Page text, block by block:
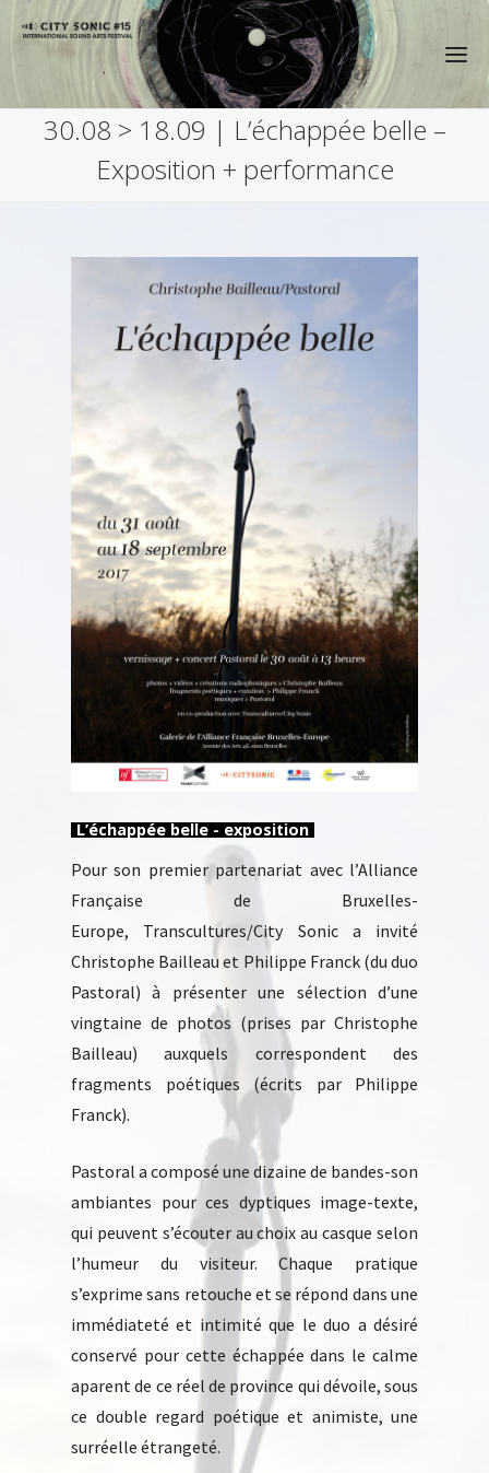
30.08 > 18.09 | L’échappée belle –
Exposition + performance
L’échappée belle - exposition
Pour son premier partenariat avec l’Alliance
Française de Bruxelles-
Europe, Transcultures/City Sonic a invité
Christophe Bailleau et Philippe Franck (du duo
Pastoral) à présenter une sélection d’une
vingtaine de photos (prises par Christophe
Bailleau) auxquels correspondent des
fragments poétiques (écrits par Philippe
Franck).
Pastoral a composé une dizaine de bandes-son
ambiantes pour ces dyptiques image-texte,
qui peuvent s’écouter au choix au casque selon
l’humeur du visiteur. Chaque pratique
s’exprime sans retouche et se répond dans une
immédiateté et intimité que le duo a désiré
conservé pour cette échappée dans le calme
aparent de ce réel de province qui dévoile, sous
ce double regard poétique et animiste, une
surréelle étrangeté.